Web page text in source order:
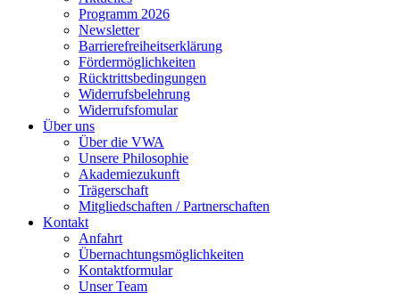
Programm 2026
Newsletter
Barrierefreiheitserklärung
Fördermöglichkeiten
Rücktrittsbedingungen
Widerrufsbelehrung
Widerrufsfomular
Über uns
Über die VWA
Unsere Philosophie
Akademiezukunft
Trägerschaft
Mitgliedschaften / Partnerschaften
Kontakt
Anfahrt
Übernachtungsmöglichkeiten
Kontaktformular
Unser Team